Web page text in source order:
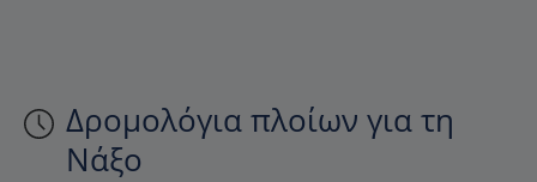
Δρομολόγια πλοίων για τη
Νάξο